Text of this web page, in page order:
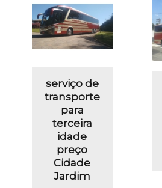
serviço de
transporte
para
terceira
idade
preço
Cidade
Jardim